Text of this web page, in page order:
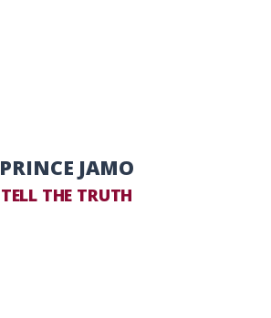
PRINCE JAMO
TELL THE TRUTH